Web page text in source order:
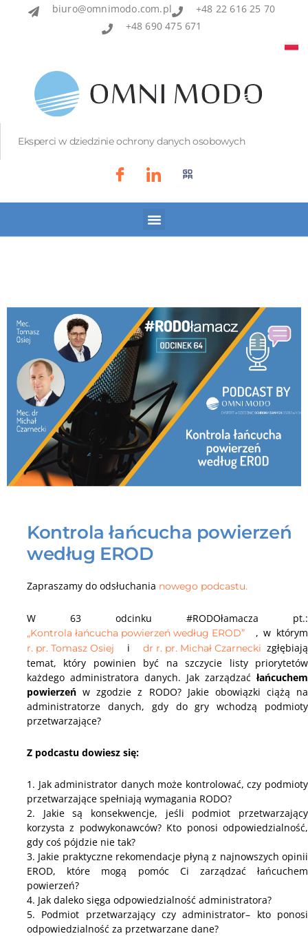
biuro@omnimodo.com.pl
+48 22 616 25 70
+48 690 475 671
Eksperci w dziedzinie ochrony danych osobowych
Kontrola łańcucha powierzeń
według EROD
Zapraszamy do odsłuchania nowego podcastu.
W 63 odcinku #RODOłamacza pt.:
„Kontrola łańcucha powierzeń według EROD” , w którym
r. pr. Tomasz Osiej i dr r. pr. Michał Czarnecki zgłębiają
temat, który powinien być na szczycie listy priorytetów
każdego administratora danych. Jak zarządzać łańcuchem
powierzeń w zgodzie z RODO? Jakie obowiązki ciążą na
administratorze danych, gdy do gry wchodzą podmioty
przetwarzające?
Z podcastu dowiesz się:
1. Jak administrator danych może kontrolować, czy podmioty
przetwarzające spełniają wymagania RODO?
2. Jakie są konsekwencje, jeśli podmiot przetwarzający
korzysta z podwykonawców? Kto ponosi odpowiedzialność,
gdy coś pójdzie nie tak?
3. Jakie praktyczne rekomendacje płyną z najnowszych opinii
EROD, które mogą pomóc Ci zarządzać łańcuchem
powierzeń?
4. Jak daleko sięga odpowiedzialność administratora?
5. Podmiot przetwarzający czy administrator– kto ponosi
odpowiedzialność za przetwarzane dane?